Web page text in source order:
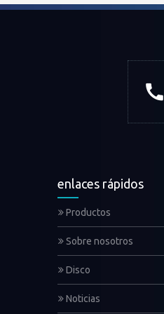
enlaces rápidos
Productos
Sobre nosotros
Disco
Noticias